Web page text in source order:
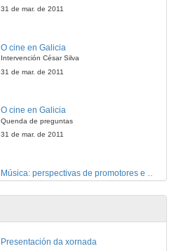
31 de mar. de 2011
O cine en Galicia
Intervención César Silva
31 de mar. de 2011
O cine en Galicia
Quenda de preguntas
31 de mar. de 2011
Presentación dos ponentes
6 de abr. de 2011
Intervención Denis Mutante
Presentación da xornada